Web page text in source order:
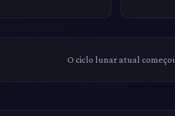
O ciclo lunar atual